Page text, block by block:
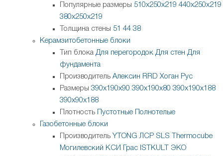
Популярные размеры 510х250х219 440х250х219
380х250х219
Толщина стены 51 44 38
Керамзитобетонные блоки
Тип блока Для перегородок Для стен Для
фундамента
Производитель Алексин RRD Хоган Рус
Размеры 390х190х90 390х190х80 390х190х188
390х90х188
Плотность
Пустотные
Полнотелые
Газобетонные блоки
Производитель YTONG ЛСР SLS
Thermocube
Могилевский КСИ
Грас ISTKULT
ЭКО